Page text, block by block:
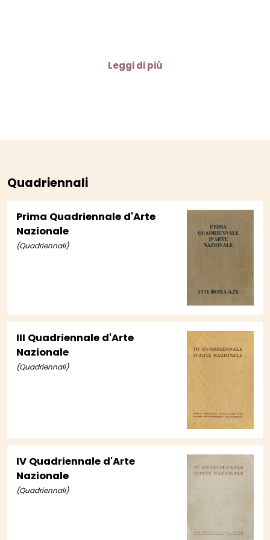
Leggi di più
Quadriennali
Prima Quadriennale d'Arte
Nazionale
(Quadriennali)
III Quadriennale d'Arte
Nazionale
(Quadriennali)
IV Quadriennale d'Arte
Nazionale
(Quadriennali)